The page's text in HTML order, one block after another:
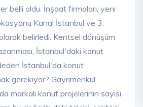
belli oldu. İnşaat firmaları, yeni
Kanal İstanbul ve 3.
belirledi. Kentsel dönüşüm
İstanbul'daki konut
İstanbul'da konut
gerekiyor? Gayrimenkul
markalı konut projelerinin sayısı